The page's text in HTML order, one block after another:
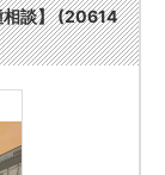
相談】 (20614